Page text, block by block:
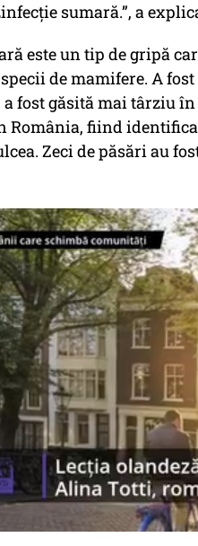
sumară.”, a
este un tip de gripă
de mamifere. A
fost găsită mai târziu
România, fiind
Zeci de păsări au